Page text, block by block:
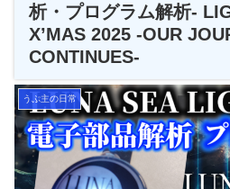
析・プログラム解析-
X’MAS 2025 -OUR
CONTINUES-
うぷ主の日常